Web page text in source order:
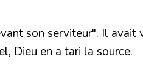
son serviteur". Il avait
Dieu en a tari la source.